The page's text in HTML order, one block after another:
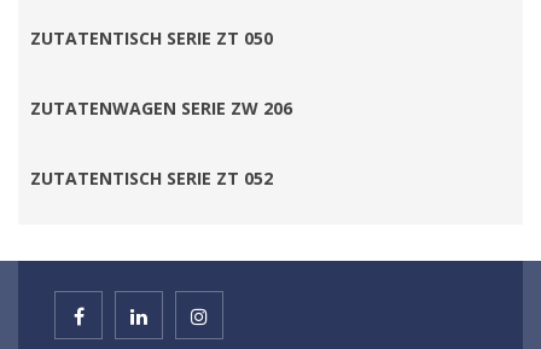
ZUTATENTISCH SERIE ZT 050
ZUTATENWAGEN SERIE ZW 206
ZUTATENTISCH SERIE ZT 052